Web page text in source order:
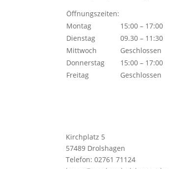
Öffnungszeiten:
Montag
15:00 – 17:00
Dienstag
09.30 – 11:30
Mittwoch
Geschlossen
Donnerstag
15:00 – 17:00
Freitag
Geschlossen
Kirchplatz 5
57489 Drolshagen
Telefon: 02761 71124